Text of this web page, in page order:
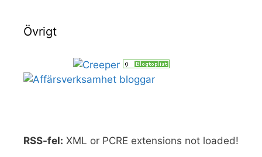
Övrigt
RSS-fel: XML or PCRE extensions not loaded!